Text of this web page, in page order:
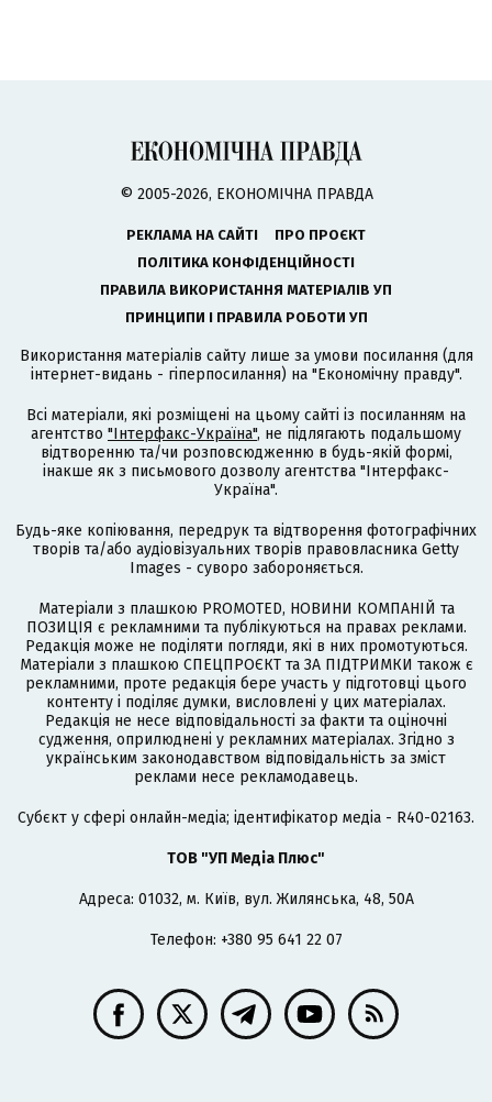
© 2005-2026, ЕКОНОМІЧНА ПРАВДА
РЕКЛАМА НА САЙТІ
ПРО ПРОЄКТ
ПОЛІТИКА КОНФІДЕНЦІЙНОСТІ
ПРАВИЛА ВИКОРИСТАННЯ МАТЕРІАЛІВ УП
ПРИНЦИПИ І ПРАВИЛА РОБОТИ УП
Використання матеріалів сайту лише за умови посилання (для
інтернет-видань - гіперпосилання) на "Економічну правду".
Всі матеріали, які розміщені на цьому сайті із посиланням на
агентство "Інтерфакс-Україна", не підлягають подальшому
відтворенню та/чи розповсюдженню в будь-якій формі,
інакше як з письмового дозволу агентства "Інтерфакс-
Україна".
Будь-яке копіювання, передрук та відтворення фотографічних
творів та/або аудіовізуальних творів правовласника Getty
Images - суворо забороняється.
Матеріали з плашкою PROMOTED, НОВИНИ КОМПАНІЙ та
ПОЗИЦІЯ є рекламними та публікуються на правах реклами.
Редакція може не поділяти погляди, які в них промотуються.
Матеріали з плашкою СПЕЦПРОЄКТ та ЗА ПІДТРИМКИ також є
рекламними, проте редакція бере участь у підготовці цього
контенту і поділяє думки, висловлені у цих матеріалах.
Редакція не несе відповідальності за факти та оціночні
судження, оприлюднені у рекламних матеріалах. Згідно з
українським законодавством відповідальність за зміст
реклами несе рекламодавець.
Cубєкт у сфері онлайн-медіа; ідентифікатор медіа - R40-02163.
ТОВ "УП Медіа Плюс"
Адреса: 01032, м. Київ, вул. Жилянська, 48, 50А
Телефон: +380 95 641 22 07